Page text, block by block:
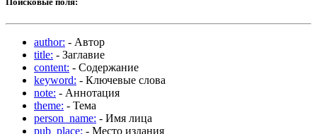
author: - Автор
title: - Заглавие
content: - Содержание
keyword: - Ключевые слова
note: - Аннотация
theme: - Тема
person_name: - Имя лица
pub_place: - Место издания